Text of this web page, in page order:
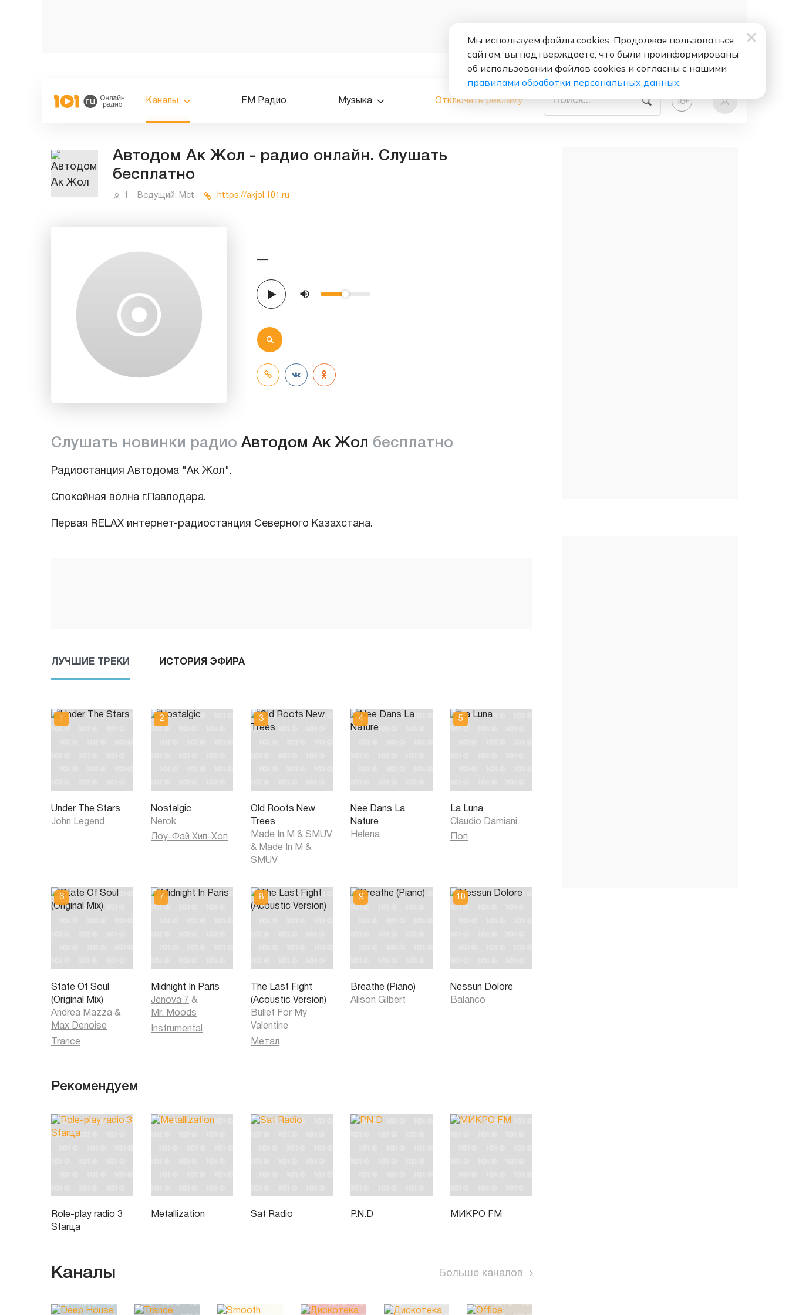
Каналы FM Радио Музыка Отключить рекламу 18+
Автодом Ак Жол - радио онлайн. Слушать
бесплатно
1 Ведущий: Met https://akjol.101.ru
—
Слушать новинки радио Автодом Ак Жол бесплатно
Радиостанция Автодома "Ак Жол".
Спокойная волна г.Павлодара.
Первая RELAX интернет-радиостанция Северного Казахстана.
ЛУЧШИЕ ТРЕКИ ИСТОРИЯ ЭФИРА
Under The Stars
John Legend
Nostalgic
Nerok
Лоу-Фай Хип-Хоп
Old Roots New
Trees
Made In M & SMUV
& Made In M &
SMUV
Nee Dans La
Nature
Helena
La Luna
Claudio Damiani
Поп
State Of Soul
(Original Mix)
Andrea Mazza &
Max Denoise
Trance
Midnight In Paris
Jenova 7 &
Mr. Moods
Instrumental
The Last Fight
(Acoustic Version)
Bullet For My
Valentine
Метал
Breathe (Piano)
Alison Gilbert
Nessun Dolore
Balanco
Рекомендуем
Role-play radio 3
Starца
Metallization Sat Radio P.N.D МИКРО FM
Каналы Больше каналов
Мы используем файлы cookies. Продолжая пользоваться
сайтом, вы подтверждаете, что были проинформированы
об использовании файлов cookies и согласны с нашими
правилами обработки персональных данных.